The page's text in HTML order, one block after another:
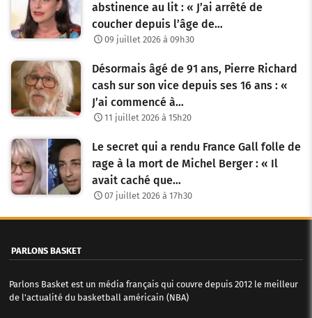
abstinence au lit : « J’ai arrêté de
coucher depuis l’âge de…
09 juillet 2026 à 09h30
Désormais âgé de 91 ans, Pierre Richard
cash sur son vice depuis ses 16 ans : «
J’ai commencé à…
11 juillet 2026 à 15h20
Le secret qui a rendu France Gall folle de
rage à la mort de Michel Berger : « Il
avait caché que…
07 juillet 2026 à 17h30
PARLONS BASKET
Parlons Basket est un média français qui couvre depuis 2012 le meilleur
de l'actualité du basketball américain (NBA)